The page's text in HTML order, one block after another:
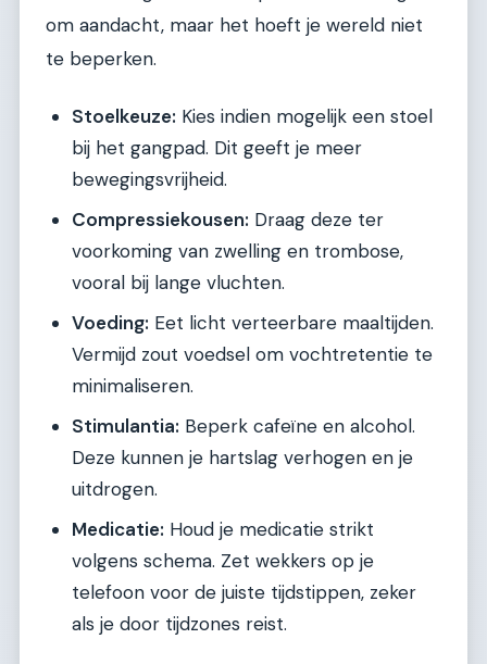
om aandacht, maar het hoeft je wereld niet
te beperken.
Stoelkeuze: Kies indien mogelijk een stoel
bij het gangpad. Dit geeft je meer
bewegingsvrijheid.
Compressiekousen: Draag deze ter
voorkoming van zwelling en trombose,
vooral bij lange vluchten.
Voeding: Eet licht verteerbare maaltijden.
Vermijd zout voedsel om vochtretentie te
minimaliseren.
Stimulantia: Beperk cafeïne en alcohol.
Deze kunnen je hartslag verhogen en je
uitdrogen.
Medicatie: Houd je medicatie strikt
volgens schema. Zet wekkers op je
telefoon voor de juiste tijdstippen, zeker
als je door tijdzones reist.